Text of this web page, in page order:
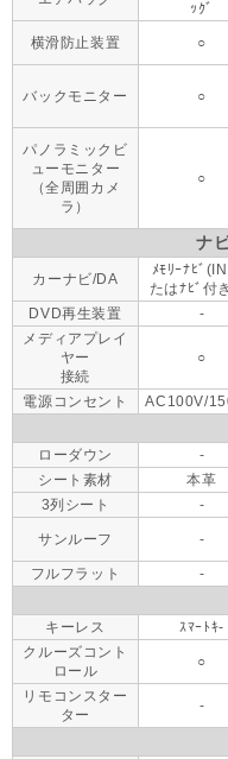
ｯｸﾞ
横滑防止装置 ○
バックモニター ○
パノラミックビ
ューモニター
（全周囲カメ
ラ）
○
ナ
カーナビ/DA
ﾒﾓﾘｰﾅﾋﾞ
たはﾅﾋﾞ付
DVD再生装置 -
メディアプレイ
ヤー
接続
○
電源コンセント AC100V/
ローダウン -
シート素材
本革
3列シート
-
サンルーフ -
フルフラット -
キーレス ｽﾏｰﾄｷ-
クルーズコント
ロール
○
リモコンスター
ター
-